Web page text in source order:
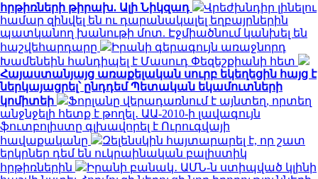
հրթիռների թիրախ. Ալի Նիկզադ
Վրեժխնդիր լինելու
համար զինվել են ու դարանակալել եղբայրներին
պատկանող խանութի մոտ. Էջմիածնում կանխել են
հաշվեհարդարը
Իրանի գերագույն առաջնորդ
Խամենեին հանդիպել է Մասուդ Փեզեշքիանի հետ
Հայաստանյայց առաքելական սուրբ եկեղեցին հայց է
ներկայացրել՝ ընդդեմ Պետական եկամուտների
կոմիտեի
Ֆորլանը վերադառնում է այնտեղ, որտեղ
անջնջելի հետք է թողել․ ԱԱ-2010-ի լավագույն
ֆուտբոլիստը գլխավորել է Ուրուգվայի
հավաքականը
Զելենսկին հայտարարել է, որ շատ
երկրներ դեմ են ուկրաինական բալիստիկ
հրթիռներին
Իրանի բանակ․ ԱՄՆ-ն ստիպված կլինի